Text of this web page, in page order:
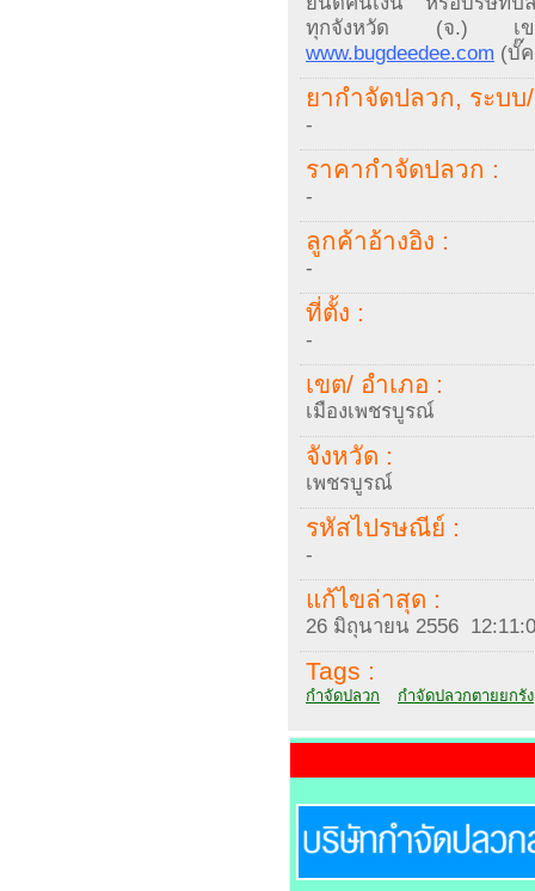
ทุกจังหวัด (จ.) เขต
www.bugdeedee.com (บั๊
ยากำจัดปลวก, ระบ
-
ราคากำจัดปลวก :
-
ลูกค้าอ้างอิง :
-
ที่ตั้ง :
-
เขต/ อำเภอ :
เมืองเพชรบูรณ์
จังหวัด :
เพชรบูรณ์
รหัสไปรษณีย์ :
-
แก้ไขล่าสุด :
26 มิถุนายน 2556
Tags :
กำจัดปลวก กำจัดปลวกตายยกรัง